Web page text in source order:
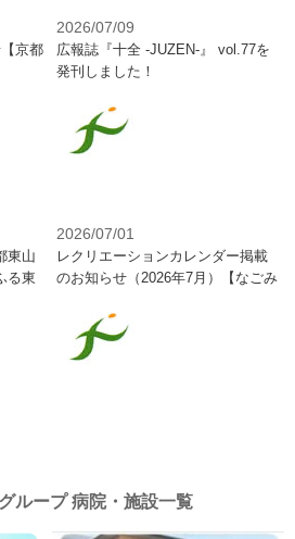
京都
2026/07/09
広報誌『十全 -JUZEN-』 vol.77を
発刊しました！
東山
る東
2026/07/01
レクリエーションカレンダー掲載
のお知らせ（2026年7月）【なごみ
ループ 病院・施設一覧